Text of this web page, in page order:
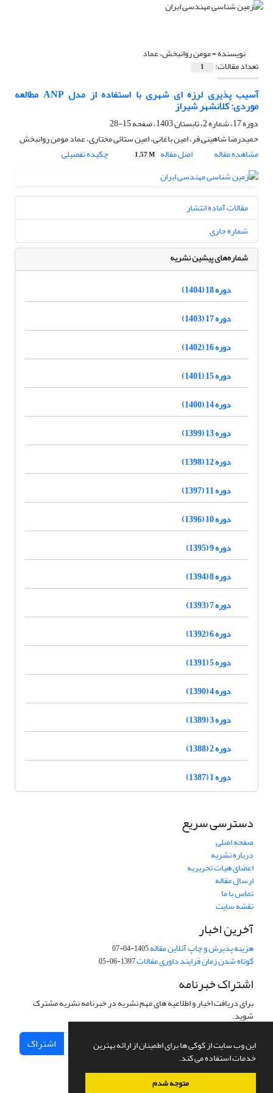
این وب سایت از کوکی ها برای اطمینان از ارائه بهترین
خدمات استفاده می کند.
متوجه شدم
نویسنده =مومن روانبخش، عماد
تعداد مقالات: 1
آسیب پذیری لرزه ای شهری با استفاده از مدل ANP مطالعه
موردی: کلانشهر شیراز
دوره 17، شماره 2، تابستان 1403، صفحه
15-28
حمیدرضا شاهینی فر، امین باغانی، امین ستائی مختاری، عماد مومن روانبخش
مشاهده مقاله
اصل مقاله 1.57 M چکیده تفصیلی
مقالات آماده انتشار
شماره جاری
شماره‌های پیشین نشریه
دوره 18 (1404)
دوره 17 (1403)
دوره 16 (1402)
دوره 15 (1401)
دوره 14 (1400)
دوره 13 (1399)
دوره 12 (1398)
دوره 11 (1397)
دوره 10 (1396)
دوره 9 (1395)
دوره 8 (1394)
دوره 7 (1393)
دوره 6 (1392)
دوره 5 (1391)
دوره 4 (1390)
دوره 3 (1389)
دوره 2 (1388)
دوره 1 (1387)
دسترسی سریع
صفحه اصلی
درباره نشریه
اعضای هیات تحریریه
ارسال مقاله
تماس با ما
نقشه سایت
آخرین اخبار
هزینه پذیرش و چاپ آنلاین مقاله1405-04-07
کوتاه شدن زمان فرایند داوری مقالات1397-06-05
اشتراک خبرنامه
برای دریافت اخبار و اطلاعیه های مهم نشریه در خبرنامه نشریه مشترک
شوید.
اشتراک